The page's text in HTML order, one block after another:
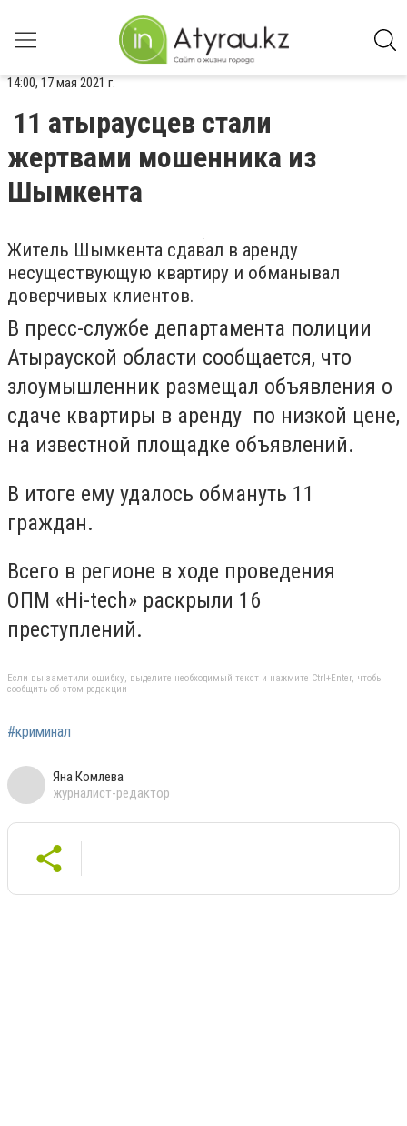
14:00, 17 мая 2021 г.
11 атыраусцев стали
жертвами мошенника из
Шымкента
Житель Шымкента сдавал в аренду
несуществующую квартиру и обманывал
доверчивых клиентов.
В пресс-службе департамента полиции
Атырауской области сообщается, что
злоумышленник размещал объявления о
сдаче квартиры в аренду по низкой цене,
на известной площадке объявлений.
В итоге ему удалось обмануть 11
граждан.
Всего в регионе в ходе проведения
ОПМ «Hi-tech» раскрыли 16
преступлений.
Если вы заметили ошибку, выделите необходимый текст и нажмите Ctrl+Enter, чтобы
сообщить об этом редакции
#криминал
Яна Комлева
журналист-редактор